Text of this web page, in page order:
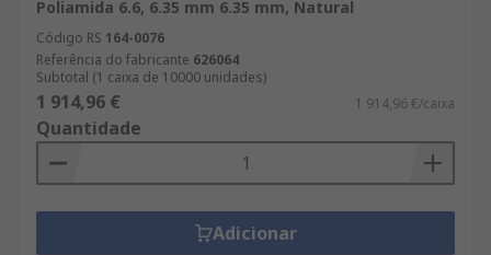
Poliamida 6.6, 6.35 mm 6.35 mm, Natural
Código RS 164-0076
Referência do fabricante 626064
Subtotal (1 caixa de 10000 unidades)
1 914,96 € 1 914,96 €/caixa
Quantidade
Adicionar